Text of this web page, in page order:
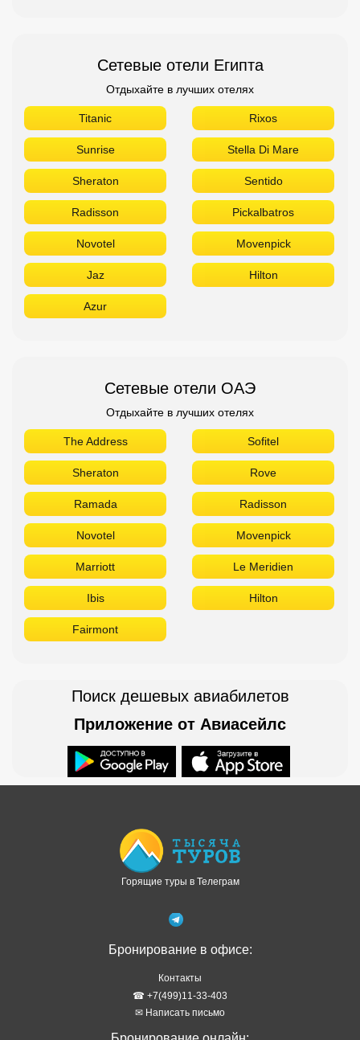
Сетевые отели Египта
Отдыхайте в лучших отелях
Titanic Rixos
Sunrise Stella Di Mare
Sheraton Sentido
Radisson Pickalbatros
Novotel Movenpick
Jaz Hilton
Azur
Сетевые отели ОАЭ
Отдыхайте в лучших отелях
The Address Sofitel
Sheraton Rove
Ramada Radisson
Novotel Movenpick
Marriott Le Meridien
Ibis Hilton
Fairmont
Поиск дешевых авиабилетов
Приложение от Авиасейлс
Горящие туры в Телеграм
Бронирование в офисе:
Контакты
☎ +7(499)11-33-403
✉ Написать письмо